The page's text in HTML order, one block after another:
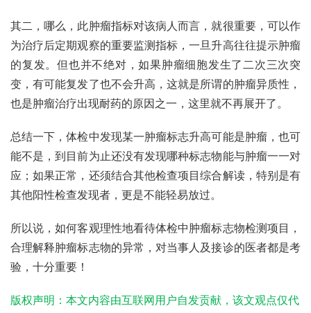
其二，哪么，此肿瘤指标对该病人而言，就很重要，可以作
为治疗后定期观察的重要监测指标，一旦升高往往提示肿瘤
的复发。但也并不绝对，如果肿瘤细胞发生了二次三次突
变，有可能复发了也不会升高，这就是所谓的肿瘤异质性，
也是肿瘤治疗出现耐药的原因之一，这里就不再展开了。
总结一下，体检中发现某一肿瘤标志升高可能是肿瘤，也可
能不是，到目前为止还没有发现哪种标志物能与肿瘤一一对
应；如果正常，还须结合其他检查项目综合解读，特别是有
其他阳性检查发现者，更是不能轻易放过。
所以说，如何客观理性地看待体检中肿瘤标志物检测项目，
合理解释肿瘤标志物的异常，对当事人及接诊的医者都是考
验，十分重要！
版权声明：本文内容由互联网用户自发贡献，该文观点仅代